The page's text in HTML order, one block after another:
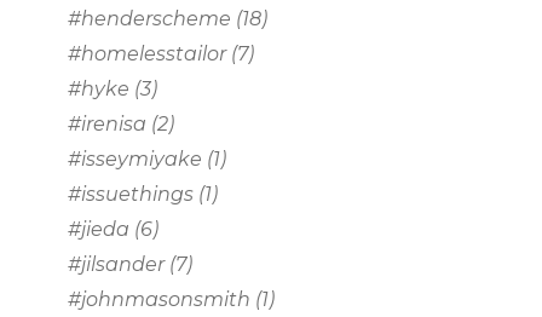
#henderscheme (18)
#homelesstailor(7)
#hyke (3)
#irenisa (2)
#isseymiyake (1)
#issuethings (1)
#jieda (6)
#jilsander(7)
#johnmasonsmith (1)